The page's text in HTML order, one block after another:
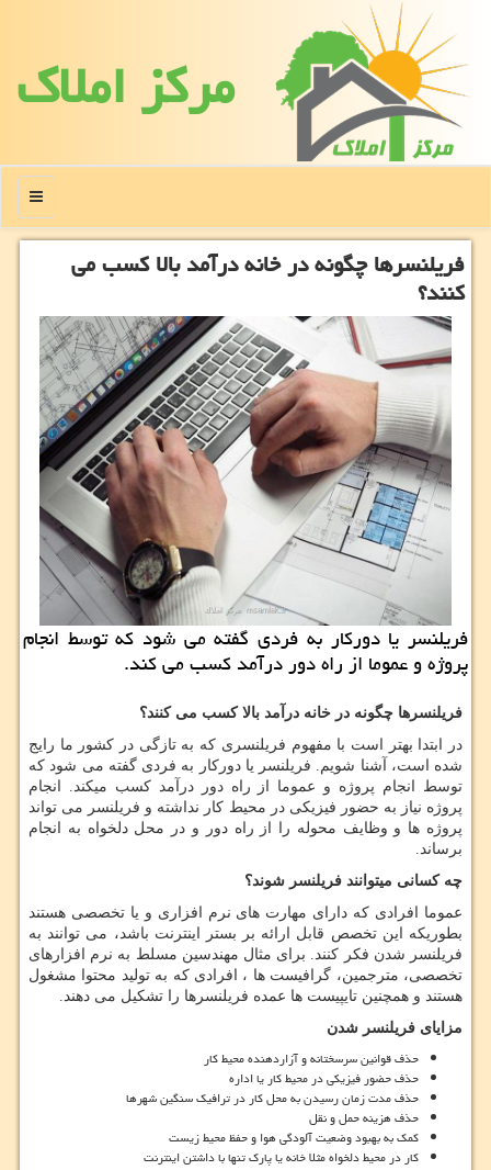
مركز املاك
منو
فریلنسرها چگونه در خانه درآمد بالا كسب می
كنند؟
فریلنسر یا دوركار به فردی گفته می شود كه توسط انجام
پروژه و عموما از راه دور درآمد كسب می كند.
فریلنسرها چگونه در خانه درآمد بالا کسب می کنند؟
در ابتدا بهتر است با مفهوم فریلنسری که به تازگی در کشور ما رایج
شده است، آشنا شویم. فریلنسر یا دورکار به فردی گفته می شود که
توسط انجام پروژه و عموما از راه دور درآمد کسب میکند. انجام
پروژه نیاز به حضور فیزیکی در محیط کار نداشته و فریلنسر می تواند
پروژه ها و وظایف محوله را از راه دور و در محل دلخواه به انجام
برساند.
چه کسانی میتوانند فریلنسر شوند؟
عموما افرادی که دارای مهارت های نرم افزاری و یا تخصصی هستند
بطوریکه این تخصص قابل ارائه بر بستر اینترنت باشد، می توانند به
فریلنسر شدن فکر کنند. برای مثال مهندسین مسلط به نرم افزارهای
تخصصی، مترجمین، گرافیست ها ، افرادی که به تولید محتوا مشغول
هستند و همچنین تایپیست ها عمده فریلنسرها را تشکیل می دهند.
مزایای فریلنسر شدن
حذف قوانین سرسختانه و آزاردهنده محیط کار
حذف حضور فیزیکی در محیط کار یا اداره
حذف مدت زمان رسیدن به محل کار در ترافیک سنگین شهرها
حذف هزینه حمل و نقل
کمک به بهبود وضعیت آلودگی هوا و حفظ محیط زیست
کار در محیط دلخواه مثلا خانه یا پارک تنها با داشتن اینترنت